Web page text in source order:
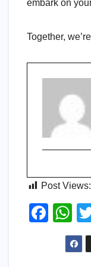
embark on
Together,
Post Views:
F
W
h
at